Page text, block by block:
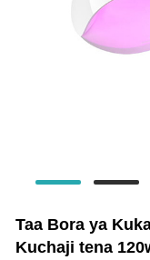
Taa Bora ya
Kuchaji tena